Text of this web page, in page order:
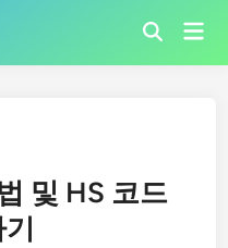
Open
및 HS 코드